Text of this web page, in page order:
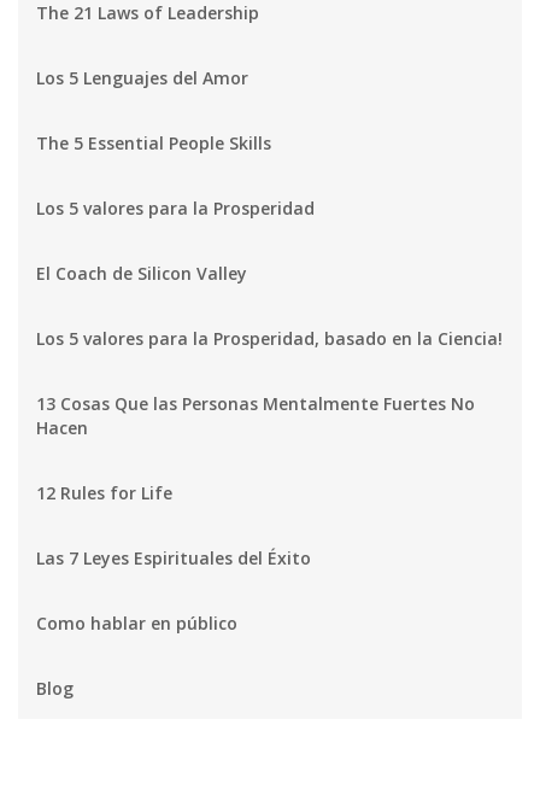
The 21 Laws of Leadership
Los 5 Lenguajes del Amor
The 5 Essential People Skills
Los 5 valores para la Prosperidad
El Coach de Silicon Valley
Los 5 valores para la Prosperidad, basado en la Ciencia!
13 Cosas Que las Personas Mentalmente Fuertes No
Hacen
12 Rules for Life
Las 7 Leyes Espirituales del Éxito
Como hablar en público
Blog